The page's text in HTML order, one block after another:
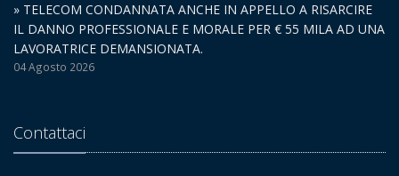
» TELECOM CONDANNATA ANCHE IN APPELLO A RISARCIRE
IL DANNO PROFESSIONALE E MORALE PER € 55 MILA AD UNA
LAVORATRICE DEMANSIONATA.
04 Agosto 2026
Contattaci